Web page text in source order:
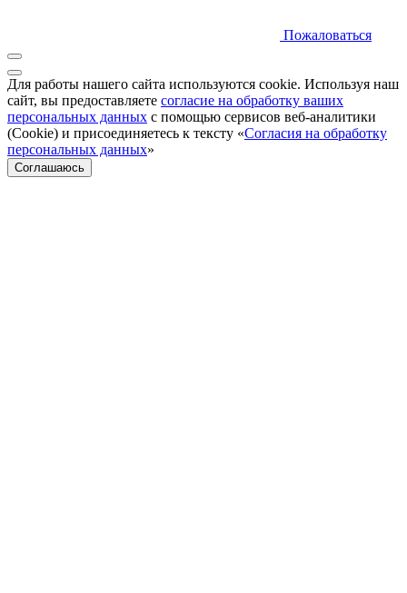
Пожаловаться
Для работы нашего сайта используются cookie. Используя наш
сайт, вы предоставляете согласие на обработку ваших
персональных данных с помощью сервисов веб-аналитики
(Cookie) и присоединяетесь к тексту «Согласия на обработку
персональных данных»
Соглашаюсь